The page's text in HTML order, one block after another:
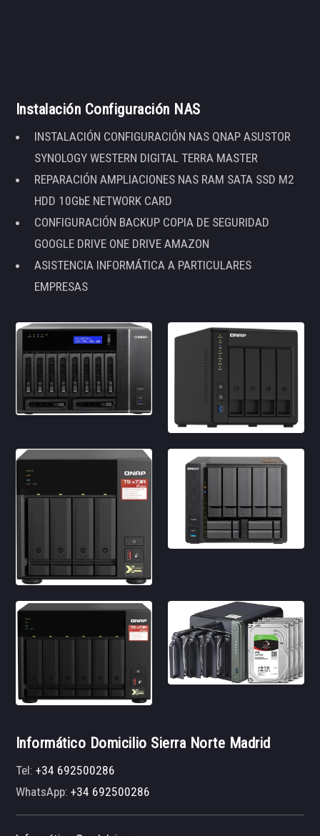
Instalación Configuración NAS
INSTALACIÓN CONFIGURACIÓN NAS QNAP ASUSTOR
SYNOLOGY WESTERN DIGITAL TERRA MASTER
REPARACIÓN AMPLIACIONES NAS RAM SATA SSD M2
HDD 10GbE NETWORK CARD
CONFIGURACIÓN BACKUP COPIA DE SEGURIDAD
GOOGLE DRIVE ONE DRIVE AMAZON
ASISTENCIA INFORMÁTICA A PARTICULARES
EMPRESAS
Informático Domicilio Sierra Norte Madrid
Tel:+34 692500286
WhatsApp:+34 692500286